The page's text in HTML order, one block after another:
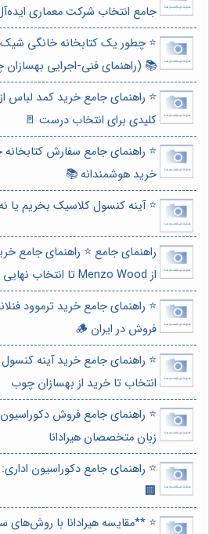
جامع انتخاب شرکت معماری
⭐️ چطور یک کتابخانه خانگی شیک
📚 (راهنمای فنی-اجرایی
⭐️ راهنمای جامع خرید کمد لباس
کلیدی برای انتخاب درست 🚪
⭐️ راهنمای جامع سفارش
خرید هوشمندانه 📚
⭐️ آینه کنسول کلاسیک بخریم یا
راهنمای جامع ⭐️ راهنمای جامع
از Menzo Wood تا انتخاب نهایی 🪵
⭐️ راهنمای جامع خرید ترموود
فروش در ایران 🪵
انتخاب تا خرید از بهسازان چوب
⭐️ راهنمای جامع فروش
زبان متخصصان هیرادانا
⭐️ راهنمای جامع دکوراسیون اداری:
🏢
⭐️ **مقایسه هیرادانا با روش‌های